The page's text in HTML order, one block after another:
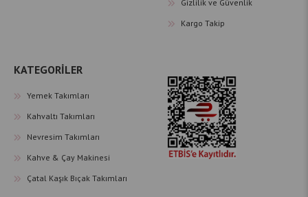
Gizlilik ve Güvenlik
Kargo Takip
KATEGORİLER
Yemek Takımları
Kahvaltı Takımları
Nevresim Takımları
Kahve & Çay Makinesi
Çatal Kaşık Bıçak Takımları